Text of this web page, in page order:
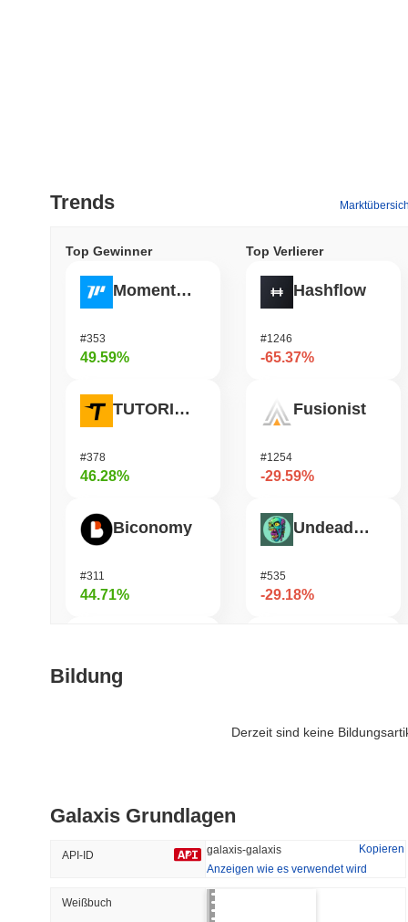
Trends
Top Gewinner
Momentum
#353
49.59%
TUTORIAL
#378
46.28%
Biconomy
#311
44.71%
#446
Top Verlierer
Hashflow
#1246
-65.37%
Fusionist
#1254
-29.59%
Undeads Games
#535
-29.18%
Trendend
Bildung
Derzeit sind keine
Galaxis Grundlagen
API-ID galaxis-galaxis
Kopieren
Anzeigen wie es verwendet wird
Weißbuch